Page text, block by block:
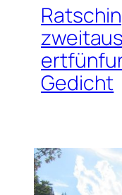
Gedicht